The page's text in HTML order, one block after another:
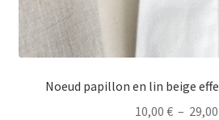
Noeud papillon en lin beige
10,00 € – 29,00